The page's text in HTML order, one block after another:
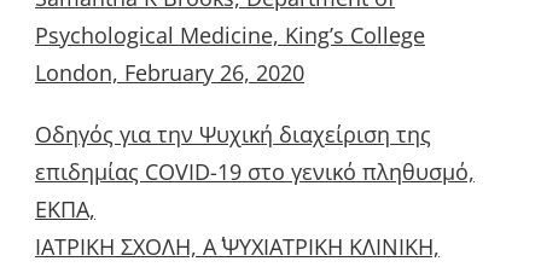
Psychological Medicine, King’s College
London, February 26, 2020
Οδηγός για την Ψυχική διαχείριση της
επιδημίας COVID-19 στο γενικό πληθυσμό,
ΕΚΠΑ,
ΙΑΤΡΙΚΗ ΣΧΟΛΗ, Α΄ ΨΥΧΙΑΤΡΙΚΗ ΚΛΙΝΙΚΗ,